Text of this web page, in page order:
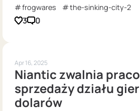
frogwares
the-sinking-city-2
3 0
Apr 16, 2025
Niantic zwalnia
sprzedaży działu
dolarów